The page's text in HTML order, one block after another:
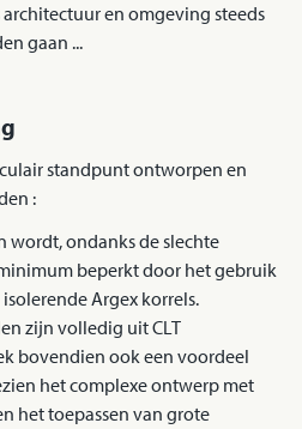
en omgeving steeds
gaan ...
standpunt ontworpen en
:
wordt, ondanks de slechte
beperkt door het gebruik
Argex korrels.
zijn volledig uit CLT
bovendien ook een voordeel
het complexe ontwerp met
het toepassen van grote